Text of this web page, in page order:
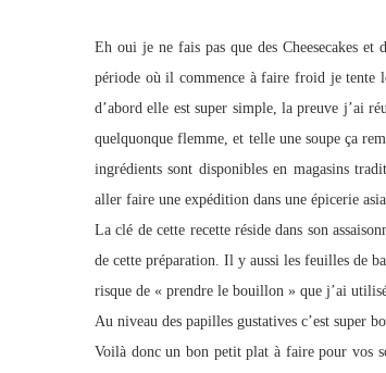
Eh oui je ne fais pas que des Cheesecakes et
période où il commence à faire froid je tente
d’abord elle est super simple, la preuve j’ai
quelquonque flemme, et telle une soupe ça
ingrédients sont disponibles en magasins
aller faire une expédition dans une épicerie
La clé de cette recette réside dans son
de cette préparation. Il y aussi les feuilles de
risque de « prendre le bouillon » que j’ai
Au niveau des papilles gustatives c’est super
Voilà donc un bon petit plat à faire pour vos